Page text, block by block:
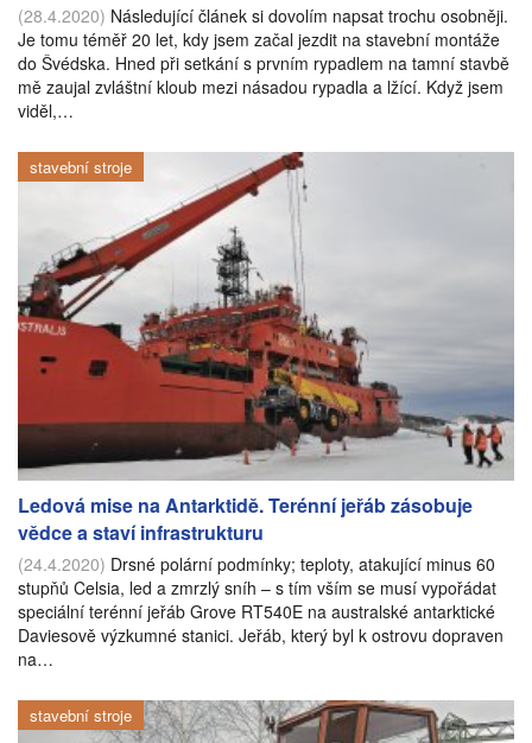
(28.4.2020) Následující článek si dovolím napsat trochu osobněji.
Je tomu téměř 20 let, kdy jsem začal jezdit na stavební montáže
do Švédska. Hned při setkání s prvním rypadlem na tamní stavbě
mě zaujal zvláštní kloub mezi násadou rypadla a lžící. Když jsem
viděl,…
stavební stroje
Ledová mise na Antarktidě. Terénní jeřáb zásobuje
vědce a staví infrastrukturu
(24.4.2020) Drsné polární podmínky; teploty, atakující minus 60
stupňů Celsia, led a zmrzlý sníh – s tím vším se musí vypořádat
speciální terénní jeřáb Grove RT540E na australské antarktické
Daviesově výzkumné stanici. Jeřáb, který byl k ostrovu dopraven
na…
stavební stroje